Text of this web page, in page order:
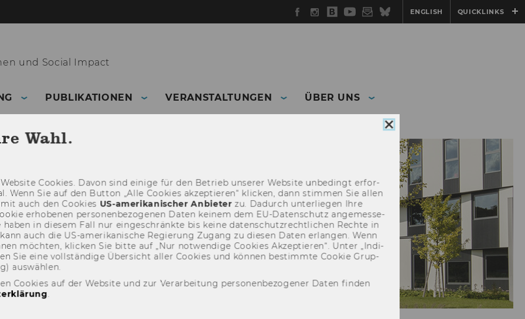
Facebook
Instagram
WU
Blog
YouTube
Newsletter
BlueskyENGLISH QUICKLINKS
und Social Impact
PUBLIKATIONEN VERANSTALTUNGEN ÜBER UNS
Cookie
Consent
schließen
Wahl.
Coo­kies. Davon sind ei­ni­ge für den Be­trieb un­se­rer Web­site un­be­dingt er­for­
Wenn Sie auf den But­ton „Alle Coo­kies ak­zep­tie­ren“ kli­cken, dann stim­men Sie allen
auch den Coo­kies US-​amerikanischer An­bie­terzu. Da­durch un­ter­lie­gen Ihre
er­ho­be­nen per­so­nen­be­zo­ge­nen Daten kei­nem dem EU-​Datenschutz an­ge­mes­se­
haben in die­sem Fall nur ein­ge­schränk­te bis keine da­ten­schutz­recht­li­chen Rech­te in
auch die US-​amerikanische Re­gie­rung Zu­gang zu die­sen Daten er­lan­gen. Wenn
möch­ten, kli­cken Sie bitte auf „Nur not­wen­di­ge Coo­kies Ak­zep­tie­ren“. Unter „In­di­
Sie eine voll­stän­di­ge Über­sicht aller Coo­kies und kön­nen be­stimm­te Coo­kie Grup­
aus­wäh­len.
Cookies auf der Website und zur Verarbeitung personenbezogener Daten finden
.